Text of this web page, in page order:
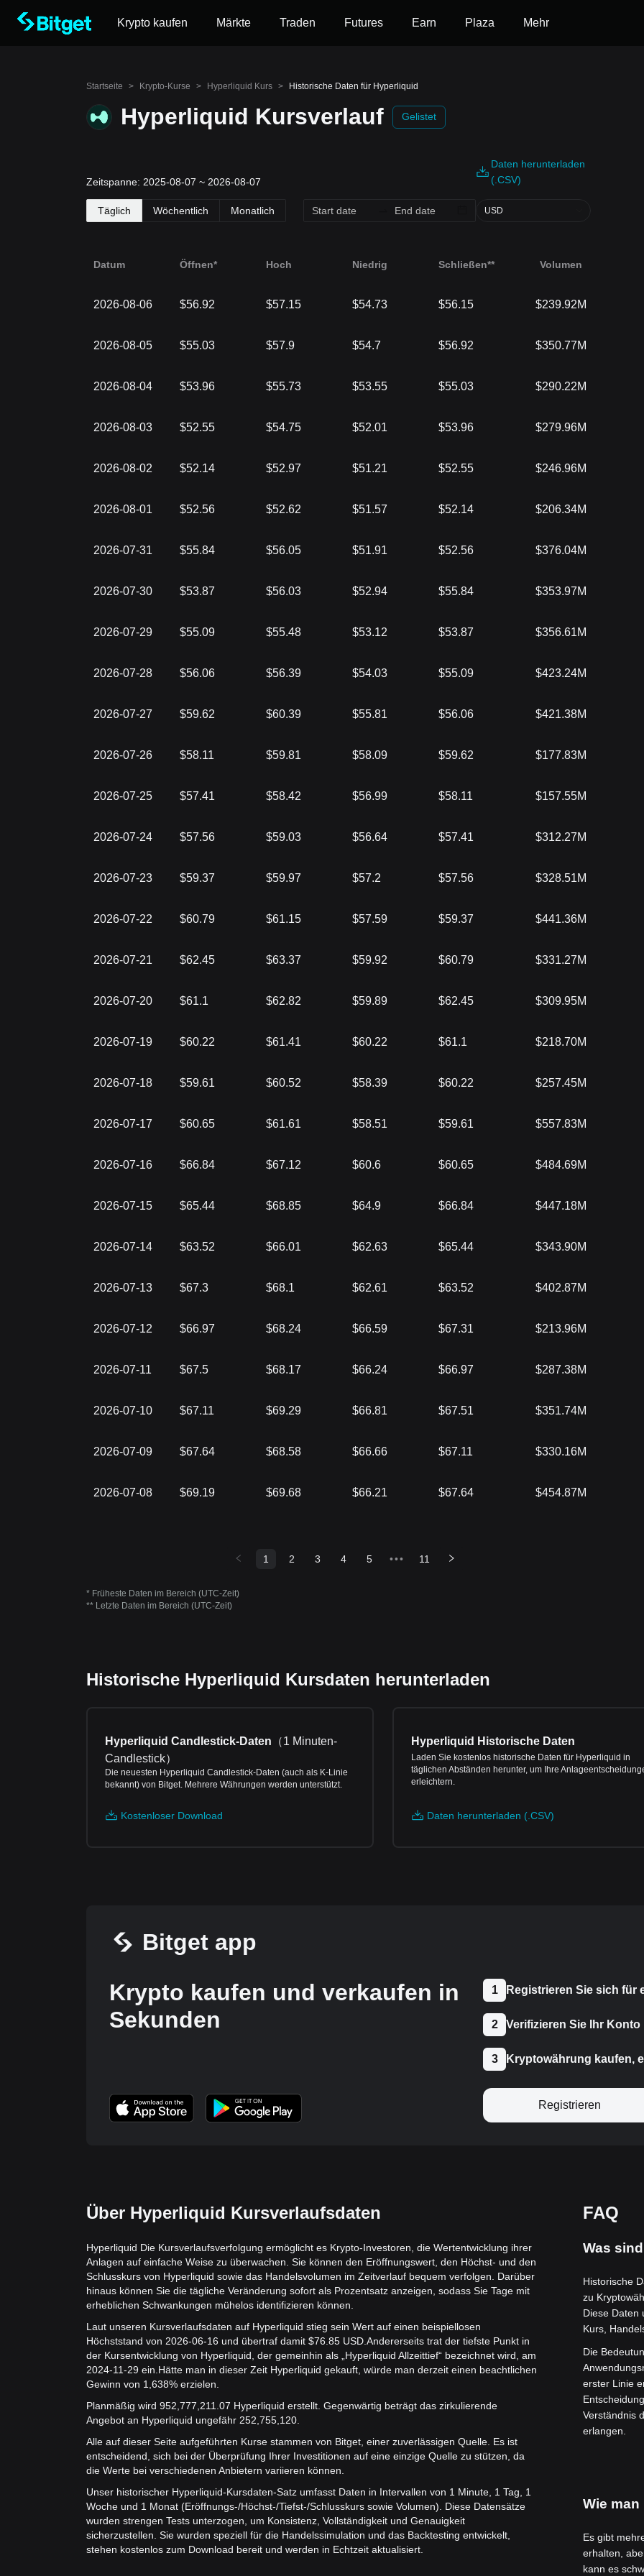
Krypto kaufen Märkte Traden Futures Earn Plaza Mehr
Startseite > Krypto-Kurse > Hyperliquid Kurs > Historische Daten für Hyperliquid
Hyperliquid Kursverlauf Gelistet
Zeitspanne: 2025-08-07 ~ 2026-08-07
Täglich Wöchentlich Monatlich
Daten herunterladen
(.CSV)
USD
Datum Öffnen* Hoch Niedrig Schließen** Volumen
2026-08-06 $56.92 $57.15 $54.73 $56.15 $239.92M
2026-08-05 $55.03 $57.9 $54.7 $56.92 $350.77M
2026-08-04 $53.96 $55.73 $53.55 $55.03 $290.22M
2026-08-03 $52.55 $54.75 $52.01 $53.96 $279.96M
2026-08-02 $52.14 $52.97 $51.21 $52.55 $246.96M
2026-08-01 $52.56 $52.62 $51.57 $52.14 $206.34M
2026-07-31 $55.84 $56.05 $51.91 $52.56 $376.04M
2026-07-30 $53.87 $56.03 $52.94 $55.84 $353.97M
2026-07-29 $55.09 $55.48 $53.12 $53.87 $356.61M
2026-07-28 $56.06 $56.39 $54.03 $55.09 $423.24M
2026-07-27 $59.62 $60.39 $55.81 $56.06 $421.38M
2026-07-26 $58.11 $59.81 $58.09 $59.62 $177.83M
2026-07-25 $57.41 $58.42 $56.99 $58.11 $157.55M
2026-07-24 $57.56 $59.03 $56.64 $57.41 $312.27M
2026-07-23 $59.37 $59.97 $57.2 $57.56 $328.51M
2026-07-22 $60.79 $61.15 $57.59 $59.37 $441.36M
2026-07-21 $62.45 $63.37 $59.92 $60.79 $331.27M
2026-07-20 $61.1 $62.82 $59.89 $62.45 $309.95M
2026-07-19 $60.22 $61.41 $60.22 $61.1 $218.70M
2026-07-18 $59.61 $60.52 $58.39 $60.22 $257.45M
2026-07-17 $60.65 $61.61 $58.51 $59.61 $557.83M
2026-07-16 $66.84 $67.12 $60.6 $60.65 $484.69M
2026-07-15 $65.44 $68.85 $64.9 $66.84 $447.18M
2026-07-14 $63.52 $66.01 $62.63 $65.44 $343.90M
2026-07-13 $67.3 $68.1 $62.61 $63.52 $402.87M
2026-07-12 $66.97 $68.24 $66.59 $67.31 $213.96M
2026-07-11 $67.5 $68.17 $66.24 $66.97 $287.38M
2026-07-10 $67.11 $69.29 $66.81 $67.51 $351.74M
2026-07-09 $67.64 $68.58 $66.66 $67.11 $330.16M
2026-07-08 $69.19 $69.68 $66.21 $67.64 $454.87M
1 2 3 4 5 ••• 11
* Früheste Daten im Bereich (UTC-Zeit)
** Letzte Daten im Bereich (UTC-Zeit)
Historische Hyperliquid Kursdaten herunterladen
Hyperliquid Candlestick-Daten （1 Minuten-
Candlestick）
Die neuesten Hyperliquid Candlestick-Daten (auch als K-Linie
bekannt) von Bitget. Mehrere Währungen werden unterstützt.
Kostenloser Download
Hyperliquid Historische Daten
Laden Sie kostenlos historische Daten für Hyperliquid in
täglichen Abständen herunter, um Ihre
erleichtern.
Daten herunterladen (.CSV)
Bitget app
Krypto kaufen und verkaufen in
Sekunden
1 Registrieren Sie sich für
2 Verifizieren Sie Ihr Konto
3 Kryptowährung kaufen,
Registrieren
Über Hyperliquid Kursverlaufsdaten
Hyperliquid Die Kursverlaufsverfolgung ermöglicht es Krypto-Investoren, die Wertentwicklung ihrer
Anlagen auf einfache Weise zu überwachen. Sie können den Eröffnungswert, den Höchst- und den
Schlusskurs von Hyperliquid sowie das Handelsvolumen im Zeitverlauf bequem verfolgen. Darüber
hinaus können Sie die tägliche Veränderung sofort als Prozentsatz anzeigen, sodass Sie Tage mit
erheblichen Schwankungen mühelos identifizieren können.
Laut unseren Kursverlaufsdaten auf Hyperliquid stieg sein Wert auf einen beispiellosen
Höchststand von 2026-06-16 und übertraf damit $76.85 USD. Andererseits trat der tiefste Punkt in
der Kursentwicklung von Hyperliquid, der gemeinhin als „Hyperliquid Allzeittief“ bezeichnet wird, am
2024-11-29 ein. Hätte man in dieser Zeit Hyperliquid gekauft, würde man derzeit einen beachtlichen
Gewinn von 1,638% erzielen.
Planmäßig wird 952,777,211.07 Hyperliquid erstellt. Gegenwärtig beträgt das zirkulierende
Angebot an Hyperliquid ungefähr 252,755,120.
Alle auf dieser Seite aufgeführten Kurse stammen von Bitget, einer zuverlässigen Quelle. Es ist
entscheidend, sich bei der Überprüfung Ihrer Investitionen auf eine einzige Quelle zu stützen, da
die Werte bei verschiedenen Anbietern variieren können.
Unser historischer Hyperliquid-Kursdaten-Satz umfasst Daten in Intervallen von 1 Minute, 1 Tag, 1
Woche und 1 Monat (Eröffnungs-/Höchst-/Tiefst-/Schlusskurs sowie Volumen). Diese Datensätze
wurden strengen Tests unterzogen, um Konsistenz, Vollständigkeit und Genauigkeit
sicherzustellen. Sie wurden speziell für die Handelssimulation und das Backtesting entwickelt,
stehen kostenlos zum Download bereit und werden in Echtzeit aktualisiert.
FAQ
Was
Historische
zu
Diese Daten
Kurs,
Die
erster Linie
Verständnis
erlangen.
Wie
Es gibt
erhalten,
kann es